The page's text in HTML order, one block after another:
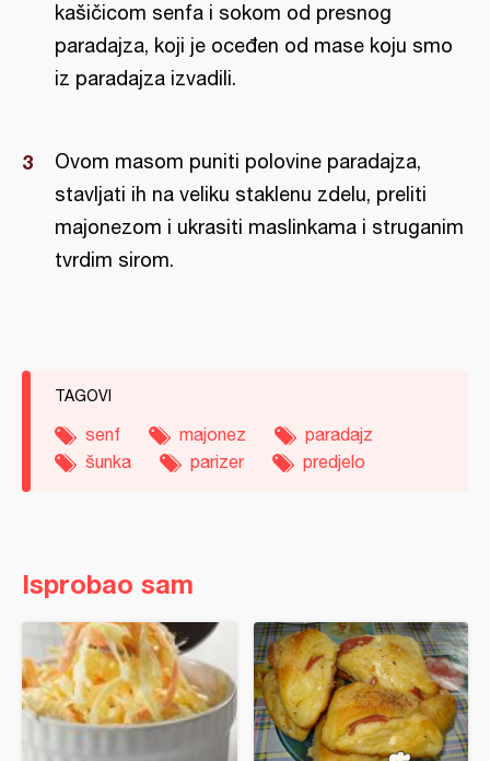
kašičicom senfa i sokom od presnog
paradajza, koji je oceđen od mase koju smo
iz paradajza izvadili.
Ovom masom puniti polovine paradajza,
stavljati ih na veliku staklenu zdelu, preliti
majonezom i ukrasiti maslinkama i struganim
tvrdim sirom.
TAGOVI
senf majonez
paradajz
šunka
parizer predjelo
Isprobao sam